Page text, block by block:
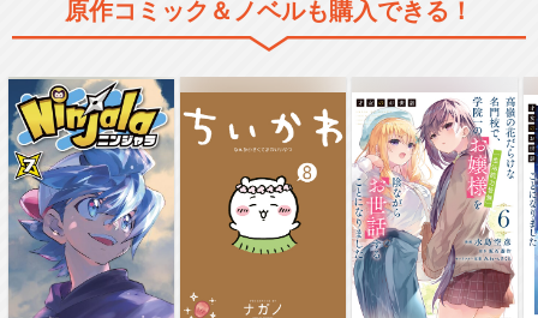
原作コミック＆ノベルも購入できる！